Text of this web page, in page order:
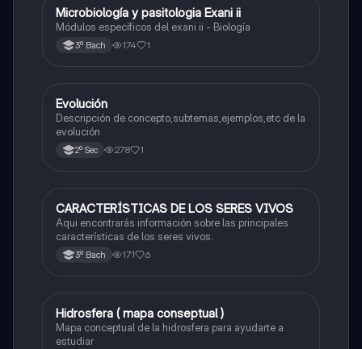
Biología
Microbiología y pasitologia Exani ii
Módulos específicos del exani ii - Biología
3º Bach 174 1
Biología
Evolución
Descripción de concepto,subtemas,ejemplos,etc de la
evolución
2º Sec 278 1
Biología
CARACTERÍSTICAS DE LOS SERES VIVOS
Aqui encontrarás información sobre las principales
características de los seres vivos.
3º Bach 171 6
Biología
Hidrosfera ( mapa conseptual )
Mapa conceptual de la hidrosfera para ayudarte a
estudiar